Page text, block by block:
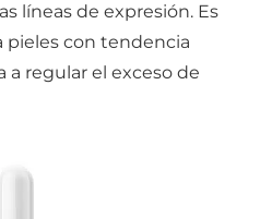
líneas de expresión. Es
pieles con tendencia
a regular el exceso de